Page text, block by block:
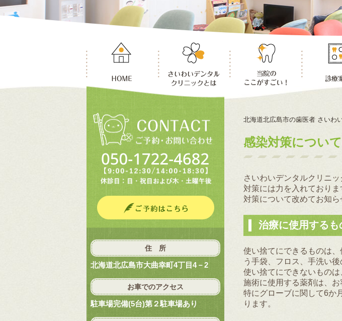
北海道北広島市の歯医者 さいわ
感染対策につい
さいわいデンタルクリニ
対策には力を入れており
対策について改めてお知ら
治療に使用するも
使い捨てにできるものは
う手袋、フロス、手洗い後
使い捨てにできないもの
施術に使用する薬剤は、
特にグローブに関して6か
ります。
住 所
北海道北広島市大曲幸町4丁目4－2
お車でのアクセス
駐車場完備(5台)第２駐車場あり